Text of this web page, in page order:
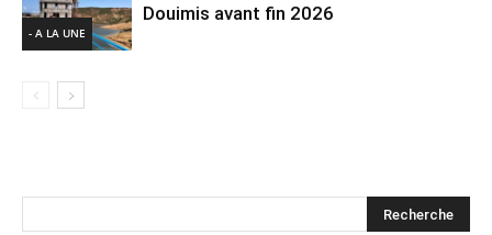
- A LA UNE
Douimis avant fin 2026